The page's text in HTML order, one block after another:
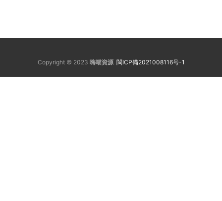
Copyright © 2023 嗨喵資源 閩ICP備2021008116号-1